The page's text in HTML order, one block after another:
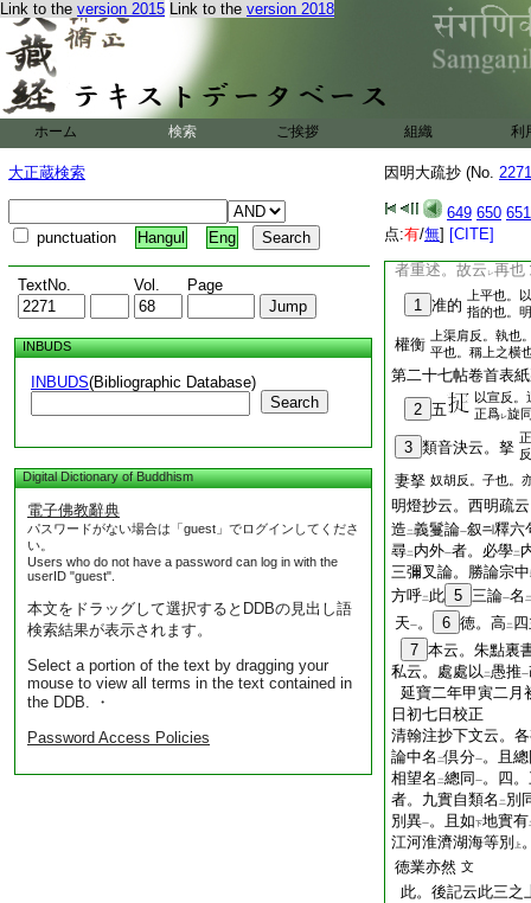
Link to the version 2015 Link to the version 2018
ホーム 検索 ご挨拶 組織 利
大正蔵検索
punctuation Hangul Eng
TextNo. Vol. Page
INBUDS
INBUDS(Bibliographic Database)
Search
Digital Dictionary of Buddhism
電子佛教辭典
パスワードがない場合は「guest」でログインしてくださ
い。
Users who do not have a password can log in with the
userID "guest".
本文をドラッグして選択するとDDBの見出し語
検索結果が表示されます。
Select a portion of the text by dragging your
mouse to view all terms in the text contained in
the DDB. ・
Password Access Policies
因明大疏抄 (No.
649 650 651
点:有/無] [CITE]
涅槃一。彼以レ
。非
是眞寂
子五頂聞二 師所立
佛法大智。寛如
虚
重述 彼宗 咸申 過
由レ 此當レ知。後二
天主承
注抄下云。再申過
人難 。何得 言
者重述。故云 レ再也
1 准的
上平也。以
指的也。
權衡
上渠肩反。執也
平也。稱上之横
第二十七帖卷首表
2 五
以宣反。
正爲レ旋
3 類音決云。拏
妻拏 奴胡反。子也。
明燈抄云。西明疏
造 二義鬘論一叙
釋六
尋二 内外一者。必學二
三彌叉論。勝論宗
方呼二 此 5 三論一名 二
天一。 6 徳。高二
7 本云。朱點裏
私云。處處以 二愚推一
延寶二年甲寅二
日初七日校正
清翰注抄下文云。
論中名 二倶分一。且
相望名 二總同 一。四
者。九實自類名 二 別
別異一。且如下地實有
江河淮濟湖海等別 上
徳業亦然 文
此。後記云此三之